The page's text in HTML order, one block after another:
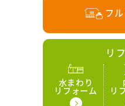
フ
リ
水まわり
リフォーム リ